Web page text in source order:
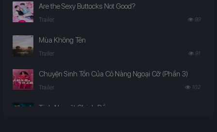
Are the Sexy Buttocks Not Good?
Trailer 99
Mùa Không Tên
Trailer 91
Chuyện Sinh Tồn Của Cô Nàng Ngoại Cỡ (Phần 3)
Trailer 102
Tinh Nguyệt Chinh Đồ